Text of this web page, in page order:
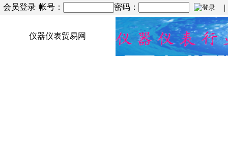
会员登录 帐号： 密码： |
仪器仪表贸易网